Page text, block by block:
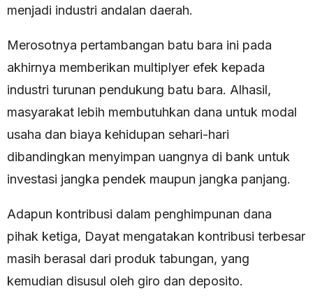
menjadi industri andalan daerah.
Merosotnya pertambangan batu bara ini pada
akhirnya memberikan multiplyer efek kepada
industri turunan pendukung batu bara. Alhasil,
masyarakat lebih membutuhkan dana untuk modal
usaha dan biaya kehidupan sehari-hari
dibandingkan menyimpan uangnya di bank untuk
investasi jangka pendek maupun jangka panjang.
Adapun kontribusi dalam penghimpunan dana
pihak ketiga, Dayat mengatakan kontribusi terbesar
masih berasal dari produk tabungan, yang
kemudian disusul oleh giro dan deposito.